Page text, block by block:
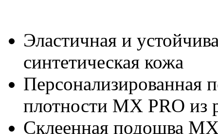
Эластичная и
синтетическая кожа
Персонализированная
плотности MX PRO из
Склеенная подошва